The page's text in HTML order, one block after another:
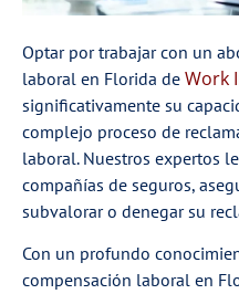
Optar por trabajar con un
laboral en Florida de Work
significativamente su
complejo proceso de
laboral. Nuestros expertos
compañías de seguros,
subvalorar o denegar su
Con un profundo
compensación laboral en